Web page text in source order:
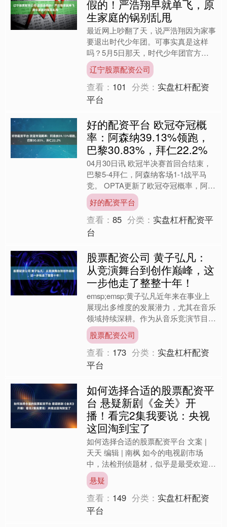
假的！严浩翔早就单飞，原
生家庭的锅别乱甩
最近网上吵翻了天，说严浩翔因为家事
要退出时代少年团。可事实真是这样
吗？5月5日那天，时代少年团官方粉
丝俱乐部直接下场辟谣，说这纯属无稽
之谈。其实早在今年3月10....
辽宁股票配资公司
查看： 101 分类： 实盘杠杆配资
平台
好的配资平台 欧冠夺冠概
率：阿森纳39.13%领跑，
巴黎30.83%，拜仁22.2%
04月30日讯 欧冠半决赛首回合结束，
巴黎5-4拜仁，阿森纳客场1-1战平马
竞。 OPTA更新了欧冠夺冠概率，阿森
纳39.13%最高。 OPTA欧冠夺冠概
率： ....
好的配资平台
查看：85 分类： 实盘杠杆配资平
台
股票配资公司 黄子弘凡：
从竞演舞台到创作巅峰，这
一步他走了整整十年！
emsp;emsp;黄子弘凡近年来在事业上
展现出多维度的发展潜力，尤其在音乐
领域持续深耕。作为从音乐竞演节目中
脱颖而出的歌手股票配资公司，他始终
将音乐创作作为核....
股票配资公司
查看： 173 分类： 实盘杠杆配资
平台
如何选择合适的股票配资平
台 悬疑新剧《金关》开
播！看完2集我要说：央视
这回淘到宝了
如何选择合适的股票配资平台 文案 |
天天 编辑 | 南枫 如今的电视剧市场
中，法检刑侦题材，似乎是最受欢迎的
香饽饽。 这类作品往往要求更为缜
密、专业，有官方背....
悬疑
查看： 149 分类： 实盘杠杆配资
平台